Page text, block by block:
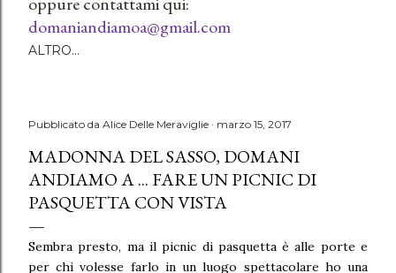
domaniandiamoa@gmail.com
ALTRO…
Pubblicato da Alice Delle Meraviglie marzo 15, 2017
MADONNA DEL SASSO, DOMANI
ANDIAMO A ... FARE UN PICNIC DI
PASQUETTA CON VISTA
Sembra presto, ma il picnic di pasquetta è alle porte e
per chi volesse farlo in un luogo spettacolare ho una